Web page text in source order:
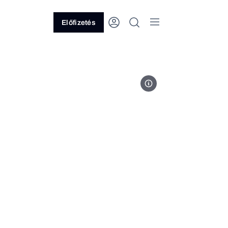
Előfizetés
Fotó: Annie Spratt / Unsplash